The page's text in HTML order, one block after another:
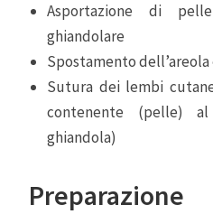
Asportazione di
ghiandolare
Spostamento
Sutura dei lembi
contenente (pelle)
ghiandola)
Preparazione